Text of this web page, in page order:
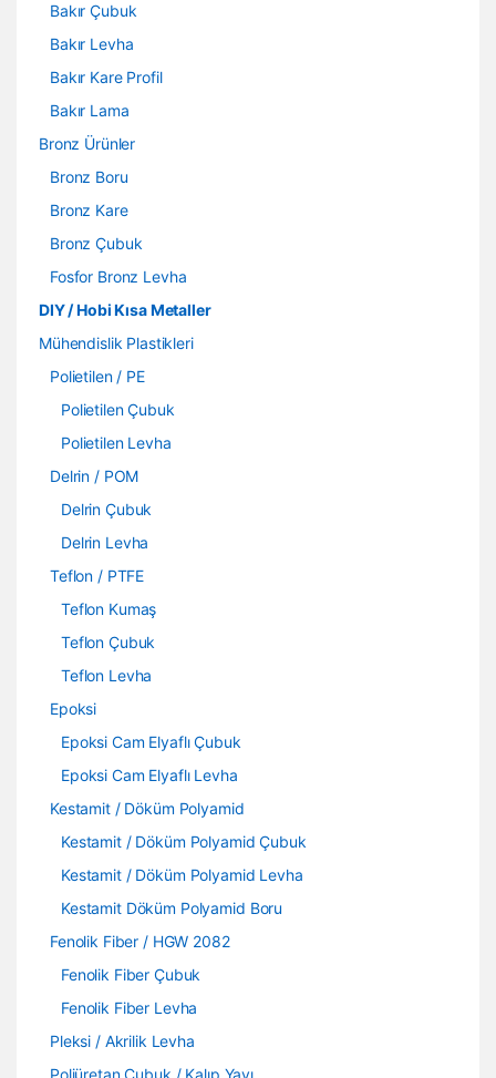
Bakır Çubuk
Bakır Levha
Bakır Kare Profil
Bakır Lama
Bronz Ürünler
Bronz Boru
Bronz Kare
Bronz Çubuk
Fosfor Bronz Levha
DIY / Hobi Kısa Metaller
Mühendislik Plastikleri
Polietilen / PE
Polietilen Çubuk
Polietilen Levha
Delrin / POM
Delrin Çubuk
Delrin Levha
Teflon / PTFE
Teflon Kumaş
Teflon Çubuk
Teflon Levha
Epoksi
Epoksi Cam Elyaflı Çubuk
Epoksi Cam Elyaflı Levha
Kestamit / Döküm Polyamid
Kestamit / Döküm Polyamid Çubuk
Kestamit / Döküm Polyamid Levha
Kestamit Döküm Polyamid Boru
Fenolik Fiber / HGW 2082
Fenolik Fiber Çubuk
Fenolik Fiber Levha
Pleksi / Akrilik Levha